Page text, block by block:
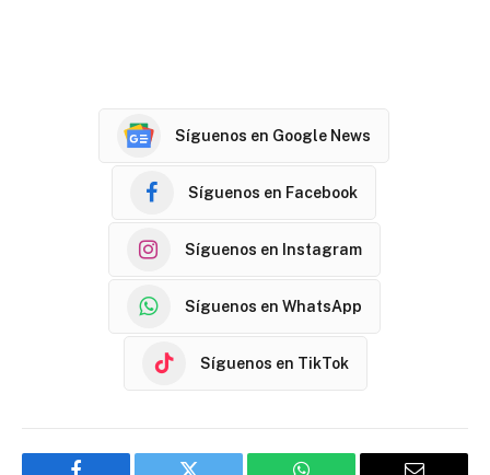
Síguenos en Google News
Síguenos en Facebook
Síguenos en Instagram
Síguenos en WhatsApp
Síguenos en TikTok